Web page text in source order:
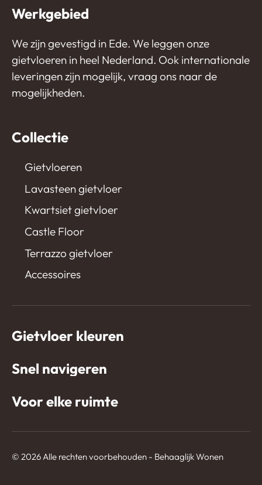
Werkgebied
We zijn gevestigd in Ede. We leggen onze
gietvloeren in heel Nederland. Ook internationale
leveringen zijn mogelijk, vraag ons naar de
mogelijkheden.
Collectie
Gietvloeren
Lavasteen gietvloer
Kwartsiet gietvloer
Castle Floor
Terrazzo gietvloer
Accessoires
Gietvloer kleuren
Snel navigeren
Voor elke ruimte
© 2026 Alle rechten voorbehouden - Behaaglijk Wonen